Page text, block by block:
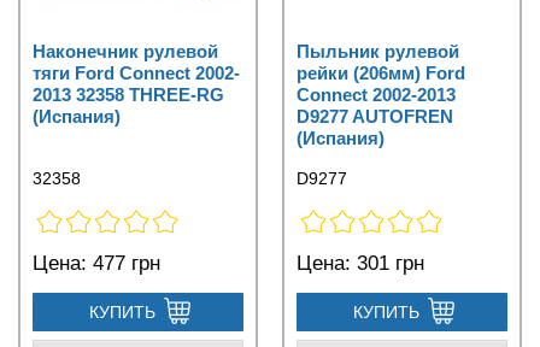
Наконечник рулевой
тяги Ford Connect 2002-
2013 32358 THREE-RG
(Испания)
32358
Цена: 477 грн
КУПИТЬ
Пыльник рулевой
рейки (206мм) Ford
Connect 2002-2013
D9277 AUTOFREN
(Испания)
D9277
Цена: 301 грн
КУПИТЬ